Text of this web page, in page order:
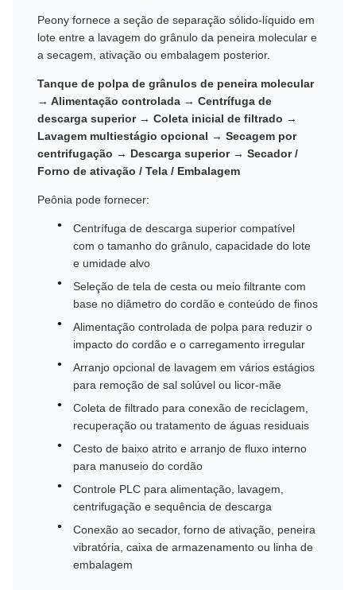
Peony fornece a seção de separação sólido-líquido em
lote entre a lavagem do grânulo da peneira molecular e
a secagem, ativação ou embalagem posterior.
Tanque de polpa de grânulos de peneira molecular
→ Alimentação controlada → Centrífuga de
descarga superior → Coleta inicial de filtrado →
Lavagem multiestágio opcional → Secagem por
centrifugação → Descarga superior → Secador /
Forno de ativação / Tela / Embalagem
Peônia pode fornecer:
Centrífuga de descarga superior compatível
com o tamanho do grânulo, capacidade do lote
e umidade alvo
Seleção de tela de cesta ou meio filtrante com
base no diâmetro do cordão e conteúdo de finos
Alimentação controlada de polpa para reduzir o
impacto do cordão e o carregamento irregular
Arranjo opcional de lavagem em vários estágios
para remoção de sal solúvel ou licor-mãe
Coleta de filtrado para conexão de reciclagem,
recuperação ou tratamento de águas residuais
Cesto de baixo atrito e arranjo de fluxo interno
para manuseio do cordão
Controle PLC para alimentação, lavagem,
centrifugação e sequência de descarga
Conexão ao secador, forno de ativação, peneira
vibratória, caixa de armazenamento ou linha de
embalagem